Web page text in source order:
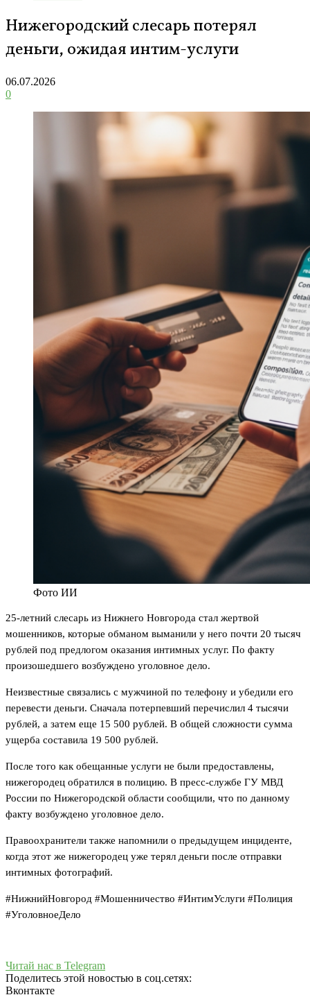
Нижегородский слесарь потерял
деньги, ожидая интим-услуги
06.07.2026
0
Фото ИИ
25-летний слесарь из Нижнего Новгорода стал жертвой
мошенников, которые обманом выманили у него почти 20 тысяч
рублей под предлогом оказания интимных услуг. По факту
произошедшего возбуждено уголовное дело.
Неизвестные связались с мужчиной по телефону и убедили его
перевести деньги. Сначала потерпевший перечислил 4 тысячи
рублей, а затем еще 15 500 рублей. В общей сложности сумма
ущерба составила 19 500 рублей.
После того как обещанные услуги не были предоставлены,
нижегородец обратился в полицию. В пресс-службе ГУ МВД
России по Нижегородской области сообщили, что по данному
факту возбуждено уголовное дело.
Правоохранители также напомнили о предыдущем инциденте,
когда этот же нижегородец уже терял деньги после отправки
интимных фотографий.
#НижнийНовгород #Мошенничество #ИнтимУслуги #Полиция
#УголовноеДело
Читай нас в Telegram
Поделитесь этой новостью в соц.сетях:
Вконтакте